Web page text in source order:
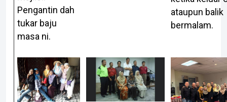
Pengantin dah
tukar baju
masa ni.
ataupun balik
bermalam.